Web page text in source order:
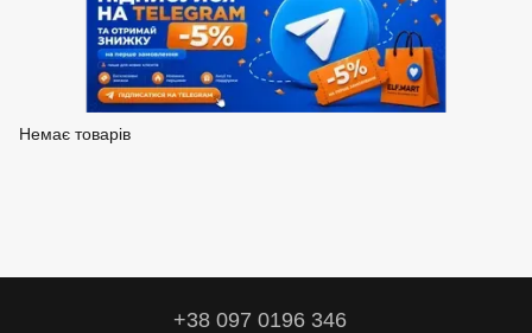
Немає товарів
+38 097 0196 346